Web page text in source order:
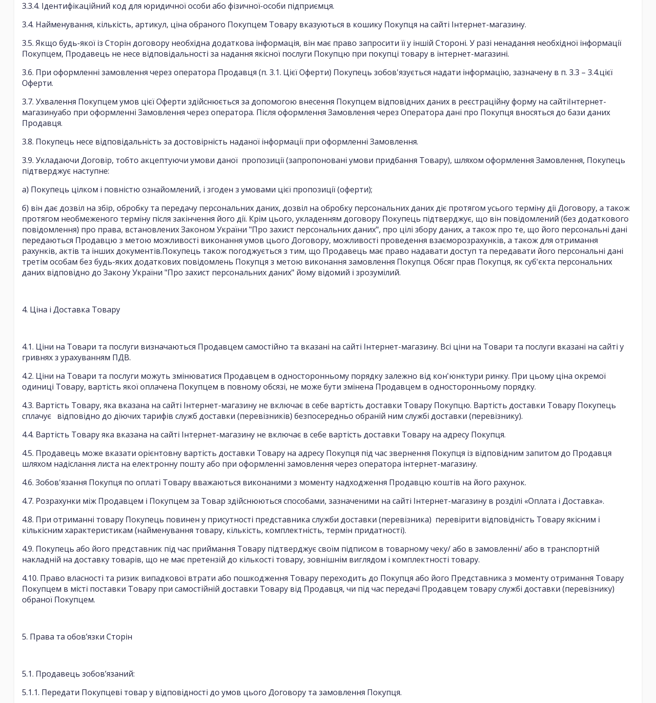
3.3.4. Ідентифікаційний код для юридичної особи або фізичної-особи підприємця.
3.4. Найменування, кількість, артикул, ціна обраного Покупцем Товару вказуються в кошику Покупця на сайті Інтернет-магазину.
3.5. Якщо будь-якої із Сторін договору необхідна додаткова інформація, він має право запросити її у іншій Стороні. У разі ненадання необхідної інформації
Покупцем, Продавець не несе відповідальності за надання якісної послуги Покупцю при покупці товару в інтернет-магазині.
3.6. При оформленні замовлення через оператора Продавця (п. 3.1. Цієї Оферти) Покупець зобов'язується надати інформацію, зазначену в п. 3.3 – 3.4.цієї
Оферти.
3.7. Ухвалення Покупцем умов цієї Оферти здійснюється за допомогою внесення Покупцем відповідних даних в реєстраційну форму на сайтіІнтернет-
магазинуабо при оформленні Замовлення через оператора. Після оформлення Замовлення через Оператора дані про Покупця вносяться до бази даних
Продавця.
3.8. Покупець несе відповідальність за достовірність наданої інформації при оформленні Замовлення.
3.9. Укладаючи Договір, тобто акцептуючи умови даної пропозиції (запропоновані умови придбання Товару), шляхом оформлення Замовлення, Покупець
підтверджує наступне:
а) Покупець цілком і повністю ознайомлений, і згоден з умовами цієї пропозиції (оферти);
б) він дає дозвіл на збір, обробку та передачу персональних даних, дозвіл на обробку персональних даних діє протягом усього терміну дії Договору, а також
протягом необмеженого терміну після закінчення його дії. Крім цього, укладенням договору Покупець підтверджує, що він повідомлений (без додаткового
повідомлення) про права, встановлених Законом України "Про захист персональних даних", про цілі збору даних, а також про те, що його персональні дані
передаються Продавцю з метою можливості виконання умов цього Договору, можливості проведення взаєморозрахунків, а також для отримання
рахунків, актів та інших документів.Покупець також погоджується з тим, що Продавець має право надавати доступ та передавати його персональні дані
третім особам без будь-яких додаткових повідомлень Покупця з метою виконання замовлення Покупця. Обсяг прав Покупця, як суб'єкта персональних
даних відповідно до Закону України "Про захист персональних даних" йому відомий і зрозумілий.
4. Ціна і Доставка Товару
4.1. Ціни на Товари та послуги визначаються Продавцем самостійно та вказані на сайті Інтернет-магазину. Всі ціни на Товари та послуги вказані на сайті у
гривнях з урахуванням ПДВ.
4.2. Ціни на Товари та послуги можуть змінюватися Продавцем в односторонньому порядку залежно від кон'юнктури ринку. При цьому ціна окремої
одиниці Товару, вартість якої оплачена Покупцем в повному обсязі, не може бути змінена Продавцем в односторонньому порядку.
4.3. Вартість Товару, яка вказана на сайті Інтернет-магазину не включає в себе вартість доставки Товару Покупцю. Вартість доставки Товару Покупець
сплачує відповідно до діючих тарифів служб доставки (перевізників) безпосередньо обраній ним службі доставки (перевізнику).
4.4. Вартість Товару яка вказана на сайті Інтернет-магазину не включає в себе вартість доставки Товару на адресу Покупця.
4.5. Продавець може вказати орієнтовну вартість доставки Товару на адресу Покупця під час звернення Покупця із відповідним запитом до Продавця
шляхом надіслання листа на електронну пошту або при оформленні замовлення через оператора інтернет-магазину.
4.6. Зобов'язання Покупця по оплаті Товару вважаються виконаними з моменту надходження Продавцю коштів на його рахунок.
4.7. Розрахунки між Продавцем і Покупцем за Товар здійснюються способами, зазначеними на сайті Інтернет-магазину в розділі «Оплата і Доставка».
4.8. При отриманні товару Покупець повинен у присутності представника служби доставки (перевізника) перевірити відповідність Товару якісним і
кількісним характеристикам (найменування товару, кількість, комплектність, термін придатності).
4.9. Покупець або його представник під час приймання Товару підтверджує своїм підписом в товарному чеку/ або в замовленні/ або в транспортній
накладній на доставку товарів, що не має претензій до кількості товару, зовнішнім виглядом і комплектності товару.
4.10. Право власності та ризик випадкової втрати або пошкодження Товару переходить до Покупця або його Представника з моменту отримання Товару
Покупцем в місті поставки Товару при самостійній доставки Товару від Продавця, чи під час передачі Продавцем товару службі доставки (перевізнику)
обраної Покупцем.
5. Права та обов’язки Сторін
5.1. Продавець зобов’язаний:
5.1.1. Передати Покупцеві товар у відповідності до умов цього Договору та замовлення Покупця.